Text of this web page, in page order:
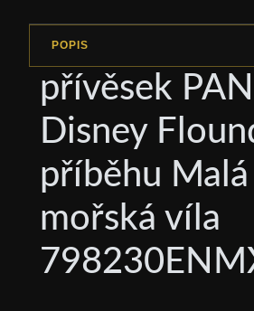
POPIS
přívěsek
Disney
příběhu Malá
mořská víla